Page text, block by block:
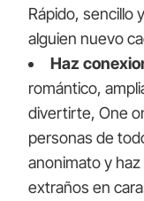
Rápido, sencillo
alguien nuevo
Haz
romántico,
divertirte, One
personas de
anonimato y
extraños en